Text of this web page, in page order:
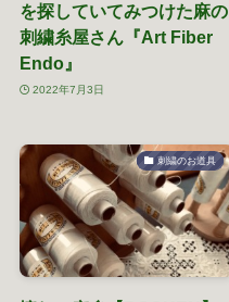
を探していてみつけた麻の
刺繍糸屋さん『Art Fiber
Endo』
2022年7月3日
刺繍のお道具